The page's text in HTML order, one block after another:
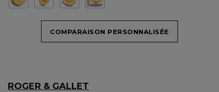
COMPARAISON PERSONNALISÉE
ROGER & GALLET